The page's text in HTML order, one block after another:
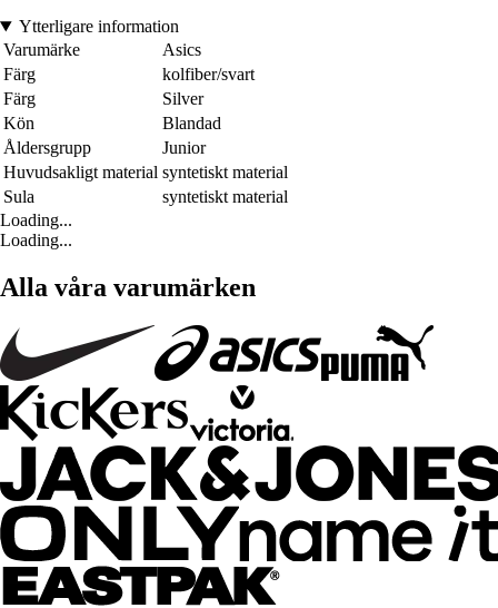
Ytterligare information
Varumärke
Asics
Färg
kolfiber/svart
Färg
Silver
Kön
Blandad
Åldersgrupp
Junior
Huvudsakligt material syntetiskt material
Sula
syntetiskt material
Loading...
Loading...
Alla våra varumärken